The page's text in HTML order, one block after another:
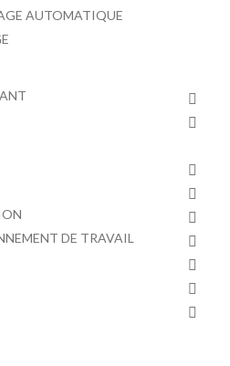
AUTOMATIQUE
DE TRAVAIL